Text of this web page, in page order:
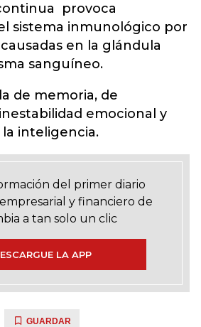
provoca
sistema inmunológico por
en la glándula
sanguíneo.
de memoria, de
emocional y
inteligencia.
del primer diario
y financiero de
a tan solo un clic
LA APP
GUARDAR